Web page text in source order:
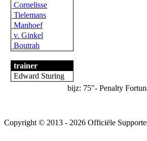
Cornelisse
Tielemans
Manhoef
v. Ginkel
Boutrah
trainer
Edward Sturing
bijz: 75"- Penalty
Copyright © 2013 - 2026 Officiële